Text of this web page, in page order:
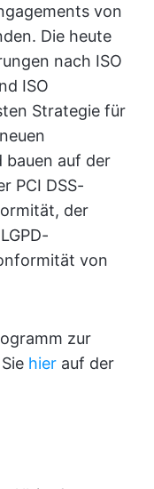
von
Die heute
nach ISO
ISO
Strategie für
bauen auf der
PCI DSS-
der
von
zur
hier auf der